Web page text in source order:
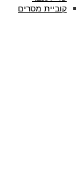
קוביית מסרים